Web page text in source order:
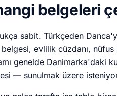
belgeleri
sabit. Türkçeden
evlilik cüzdanı, nüfus
genelde Danimarka'daki
— sunulmak üzere